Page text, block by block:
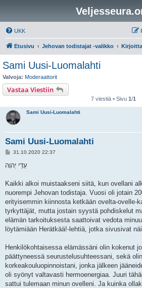
UKK
Etusivu Jehovan todistajat -valikko
Sami Uusi-Luomalahti
Valvoja: Moderaattorit
Vastaa Viestiin
7 viestiä • Sivu 1/1
Sami Uusi-Luomalahti
Sami Uusi-Luomalahti
V
e
i
31.10.2020 22:37
עֵדַי יְהוָה
Kaikki alkoi muistaakseni siitä, kun ovellani
nuorempi Jehovan todistaja. Vuosi oli jotain
erityisemmin kiinnosta ketkään ovelta-ovelle-
tyrkyttäjät, mutta jostain syystä pohdiskelut
elämän tarkoituksesta saattoivat vedota
löytämiään Herätkää!-lehtiä, jotka sivusivat
Henkilökohtaisessa elämässäni olin kokenut
päättyneessä seurustelusuhteessani, sekä
korkeakouluopinnoistani, jonka jälkeen
oli syönyt valtavasti hermoenergiaa. Juuri
sattui tulemaan minun ovelleni. Ja kuinka